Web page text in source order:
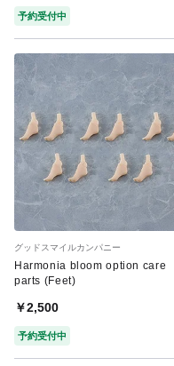
予約受付中
グッドスマイルカンパニー
Harmonia bloom option care
parts (Feet)
￥2,500
予約受付中